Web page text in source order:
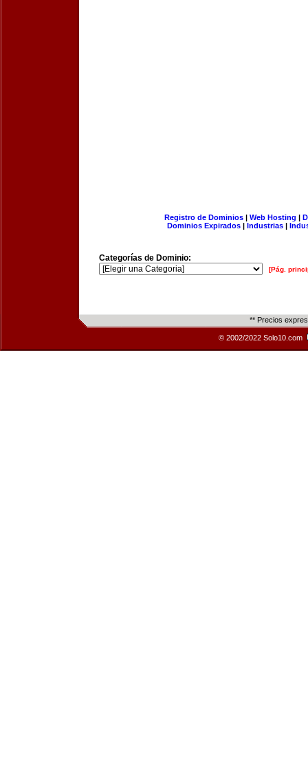
Registro de Dominios| Web Hosting |
Dominios Expirados | Industrias |
Categorías de Dominio:
[Pág.
** Precios
© 2002/2022 Solo10.com